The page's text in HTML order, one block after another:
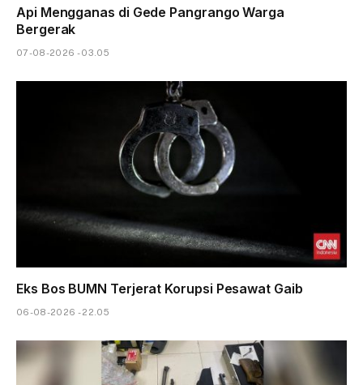
Api Mengganas di Gede Pangrango Warga
Bergerak
07-08-2026 - 03.05
Eks Bos BUMN Terjerat Korupsi Pesawat Gaib
06-08-2026 - 22.05